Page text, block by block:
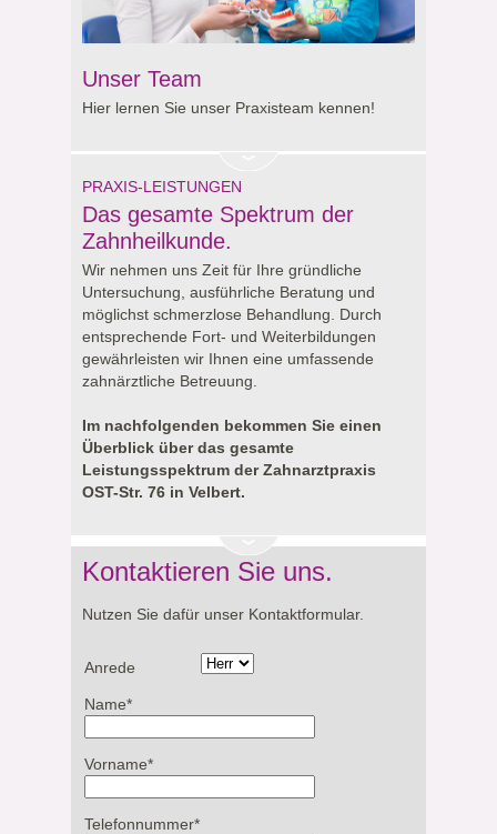
Unser Team
Hier lernen Sie unser Praxisteam kennen!
PRAXIS-LEISTUNGEN
Das gesamte Spektrum der
Zahnheilkunde.
Wir nehmen uns Zeit für Ihre gründliche
Untersuchung, ausführliche Beratung und
möglichst schmerzlose Behandlung. Durch
entsprechende Fort- und Weiterbildungen
gewährleisten wir Ihnen eine umfassende
zahnärztliche Betreuung.
Im nachfolgenden bekommen Sie einen
Überblick über das gesamte
Leistungsspektrum der Zahnarztpraxis
OST-Str. 76 in Velbert.
Kontaktieren Sie uns.
Nutzen Sie dafür unser Kontaktformular.
Anrede
Name*
Vorname*
Telefonnummer*